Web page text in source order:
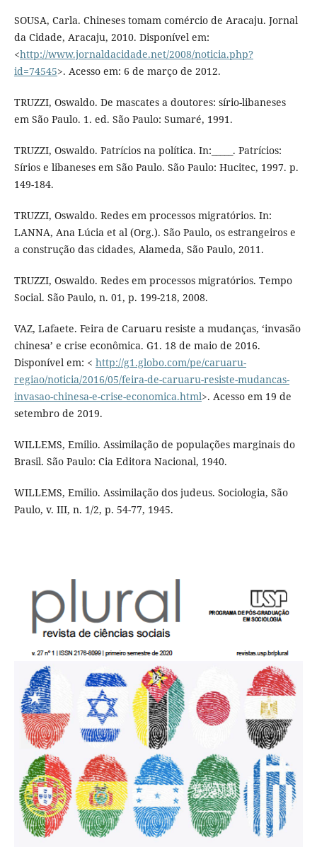
SOUSA, Carla. Chineses tomam comércio de Aracaju. Jornal
da Cidade, Aracaju, 2010. Disponível em:
<http://www.jornaldacidade.net/2008/noticia.php?
id=74545>. Acesso em: 6 de março de 2012.
TRUZZI, Oswaldo. De mascates a doutores: sírio-libaneses
em São Paulo. 1. ed. São Paulo: Sumaré, 1991.
TRUZZI, Oswaldo. Patrícios na política. In:_____. Patrícios:
Sírios e libaneses em São Paulo. São Paulo: Hucitec, 1997. p.
149-184.
TRUZZI, Oswaldo. Redes em processos migratórios. In:
LANNA, Ana Lúcia et al (Org.). São Paulo, os estrangeiros e
a construção das cidades, Alameda, São Paulo, 2011.
TRUZZI, Oswaldo. Redes em processos migratórios. Tempo
Social. São Paulo, n. 01, p. 199-218, 2008.
VAZ, Lafaete. Feira de Caruaru resiste a mudanças, ‘invasão
chinesa’ e crise econômica. G1. 18 de maio de 2016.
Disponível em: < http://g1.globo.com/pe/caruaru-
regiao/noticia/2016/05/feira-de-caruaru-resiste-mudancas-
invasao-chinesa-e-crise-economica.html>. Acesso em 19 de
setembro de 2019.
WILLEMS, Emilio. Assimilação de populações marginais do
Brasil. São Paulo: Cia Editora Nacional, 1940.
WILLEMS, Emilio. Assimilação dos judeus. Sociologia, São
Paulo, v. III, n. 1/2, p. 54-77, 1945.